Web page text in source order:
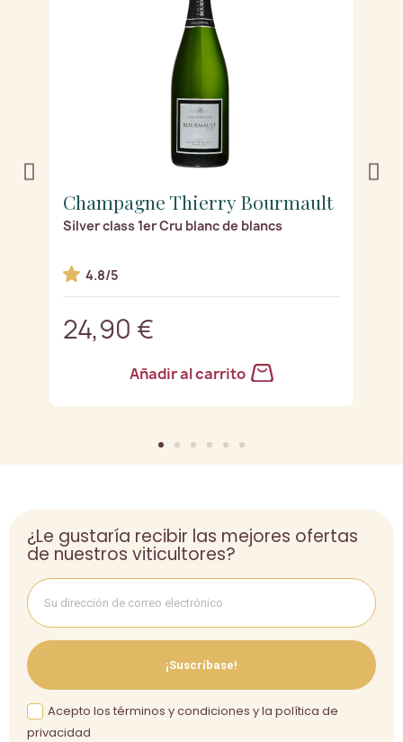
Champagne Thierry Bourmault
Silver class 1er Cru blanc de blancs
4.8/5
24,90 €
Añadir al carrito
¿Le gustaría recibir las mejores ofertas
de nuestros viticultores?
¡Suscríbase!
Acepto los términos y condiciones y la política de
privacidad